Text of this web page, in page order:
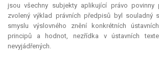
jsou všechny subjekty aplikující právo povinny
zvolený výklad právních předpisů byl souladný
smyslu výslovného znění konkrétních
principů a hodnot, nezřídka v ústavních
nevyjádřených.